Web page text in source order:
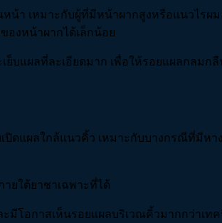
หน้า เหมาะกับผู้ที่มีหน้าผากสูงหรือแนวไร
องหน้าผากได้เล็กน้อย
บแผลที่ละเอียดมาก เพื่อให้รอยแผลกลม
เปิดแผลใกล้แนวคิ้ว เหมาะกับบางกรณีที่มี
ยใต้ยาชาเฉพาะที่ได้
มีโอกาสเห็นรอยแผลบริเวณคิ้วมากกว่าเ